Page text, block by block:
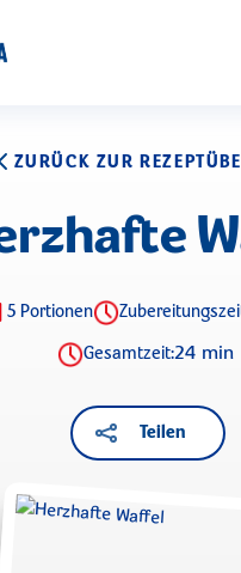
ZURÜCK ZUR
5 Portionen
Gesamtzeit:24 min
Teilen